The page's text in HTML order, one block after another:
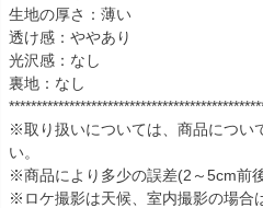
生地の厚さ：薄い
透け感：ややあり
光沢感：なし
裏地：なし
※取り扱いについては、商品につい
い。
※商品により多少の誤差(2～5cm前
※ロケ撮影は天候、室内撮影の場合